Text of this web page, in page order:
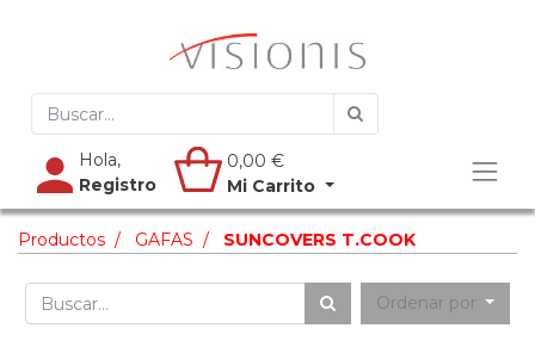
Hola,
Registro
0,00 €
Mi Carrito
Productos GAFAS SUNCOVERS T.COOK
Ordenar por